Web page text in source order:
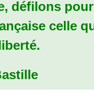
défilons pour
celle